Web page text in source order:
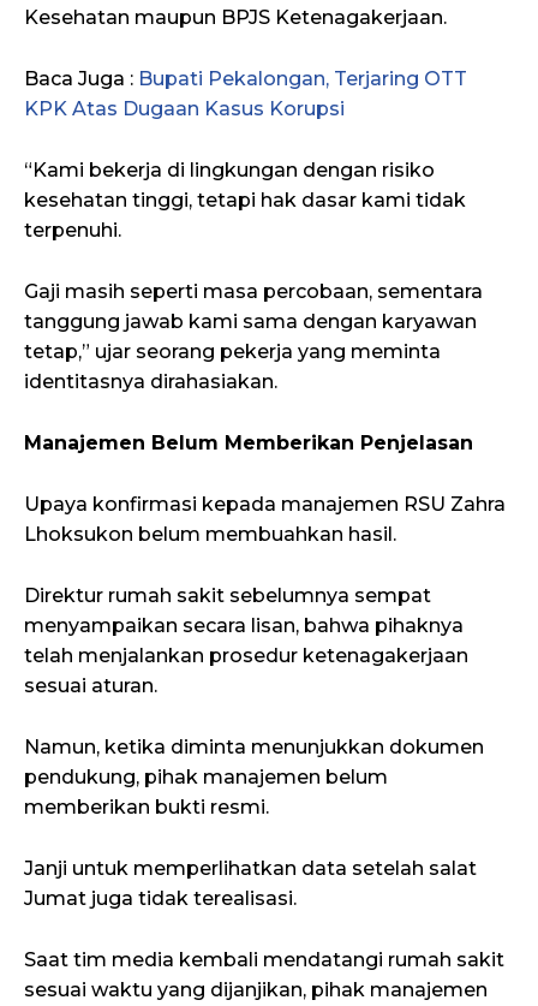
Kesehatan maupun BPJS Ketenagakerjaan.
Baca Juga : Bupati Pekalongan, Terjaring OTT
KPK Atas Dugaan Kasus Korupsi
“Kami bekerja di lingkungan dengan risiko
kesehatan tinggi, tetapi hak dasar kami tidak
terpenuhi.
Gaji masih seperti masa percobaan, sementara
tanggung jawab kami sama dengan karyawan
tetap,” ujar seorang pekerja yang meminta
identitasnya dirahasiakan.
Manajemen Belum Memberikan Penjelasan
Upaya konfirmasi kepada manajemen RSU Zahra
Lhoksukon belum membuahkan hasil.
Direktur rumah sakit sebelumnya sempat
menyampaikan secara lisan, bahwa pihaknya
telah menjalankan prosedur ketenagakerjaan
sesuai aturan.
Namun, ketika diminta menunjukkan dokumen
pendukung, pihak manajemen belum
memberikan bukti resmi.
Janji untuk memperlihatkan data setelah salat
Jumat juga tidak terealisasi.
Saat tim media kembali mendatangi rumah sakit
sesuai waktu yang dijanjikan, pihak manajemen